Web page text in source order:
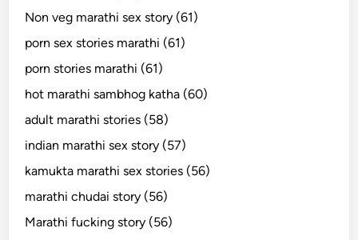
Non veg marathi sex story (61)
porn sex stories marathi (61)
porn stories marathi (61)
hot marathi sambhog katha (60)
adult marathi stories (58)
indian marathi sex story (57)
kamukta marathi sex stories (56)
marathi chudai story (56)
Marathi fucking story (56)